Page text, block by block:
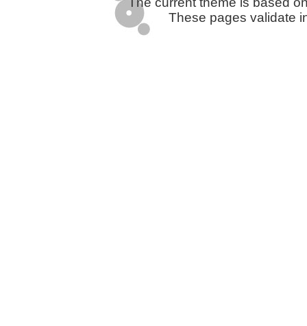
These pages validate